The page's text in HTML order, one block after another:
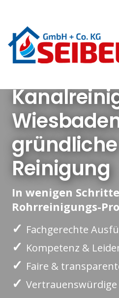
gründliche
Reinigung
In wenigen
Rohrreinigungs-
✓ Fachgerechte
✓ Kompetenz &
✓ Faire &
✓ Vertrauenswürdige